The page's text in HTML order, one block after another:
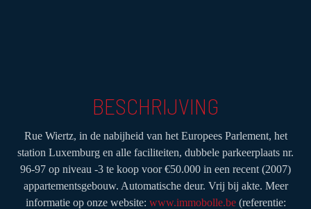
BESCHRIJVING
Rue Wiertz, in de nabijheid van het Europees Parlement, het
station Luxemburg en alle faciliteiten, dubbele parkeerplaats nr.
96-97 op niveau -3 te koop voor €50.000 in een recent (2007)
appartementsgebouw. Automatische deur. Vrij bij akte. Meer
informatie op onze website: www.immobolle.be (referentie: